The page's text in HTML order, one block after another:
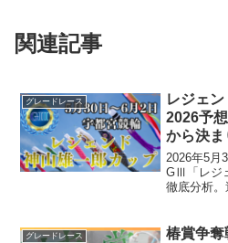
関連記事
グレードレース
レジェ
2026予
から決ま
を解説
2026年5月
GⅢ「レジ
徹底分析
グレードレース
椿賞争